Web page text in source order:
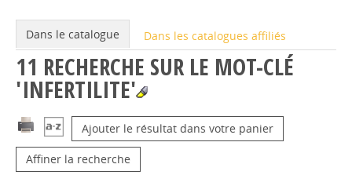
Dans le catalogue Dans les catalogues affiliés
11 RECHERCHE SUR LE MOT-CLÉ
'INFERTILITE'
Ajouter le résultat dans votre panier
Affiner la recherche